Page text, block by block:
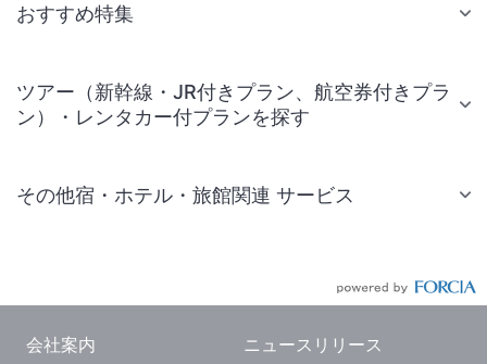
おすすめ特集
ツアー（新幹線・JR付きプラン、航空券付きプラ
ン）・レンタカー付プランを探す
その他宿・ホテル・旅館関連 サービス
会社案内 ニュースリリース